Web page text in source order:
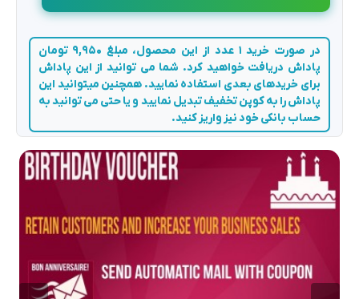
در صورت خرید 1 عدد از این محصول، مبلغ 9,950 تومان
پاداش دریافت خواهید کرد. شما می توانید از این پاداش
برای خریدهای بعدی استفاده نمایید. همچنین میتوانید این
پاداش را به کوپن تخفیف تبدیل نمایید و یا حتی می توانید به
حساب بانکی خود نیز واریز کنید.